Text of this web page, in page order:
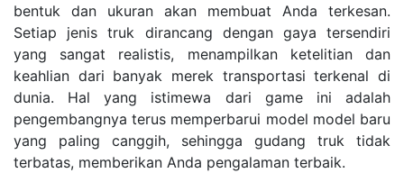
bentuk dan ukuran akan membuat Anda terkesan.
Setiap jenis truk dirancang dengan gaya tersendiri
yang sangat realistis, menampilkan ketelitian dan
keahlian dari banyak merek transportasi terkenal di
dunia. Hal yang istimewa dari game ini adalah
pengembangnya terus memperbarui model model baru
yang paling canggih, sehingga gudang truk tidak
terbatas, memberikan Anda pengalaman terbaik.